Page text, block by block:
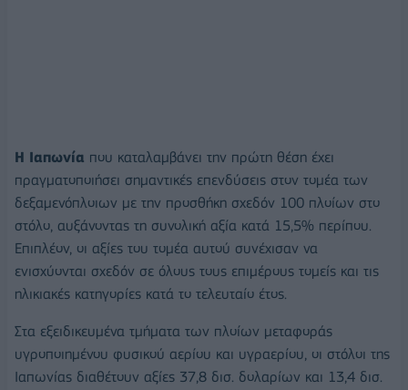
Η Ιαπωνία που καταλαμβάνει την πρώτη θέση έχει
πραγματοποιήσει σημαντικές επενδύσεις στον τομέα των
δεξαμενόπλοιων με την προσθήκη σχεδόν 100 πλοίων στο
στόλο, αυξάνοντας τη συνολική αξία κατά 15,5% περίπου.
Επιπλέον, οι αξίες του τομέα αυτού συνέχισαν να
ενισχύονται σχεδόν σε όλους τους επιμέρους τομείς και τις
ηλικιακές κατηγορίες κατά το τελευταίο έτος.
Στα εξειδικευμένα τμήματα των πλοίων μεταφοράς
υγροποιημένου φυσικού αερίου και υγραερίου, οι στόλοι της
Ιαπωνίας διαθέτουν αξίες 37,8 δισ. δολαρίων και 13,4 δισ.